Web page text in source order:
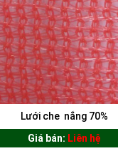
Lưới che nắng 70%
Giá bán: Liên hệ